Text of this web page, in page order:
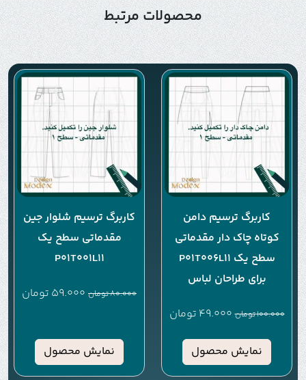
محصولات مرتبط
کاربرگ ترسیم دامن
کوتاه چاک دار مقدماتی
سطح یک P01T006L11
برای طراحان لباس
100.000تومان 49.000 تومان
نمایش محصول
کاربرگ ترسیم شلوار جین
مقدماتی سطح یک
P01T001L11
80.000تومان 59.000 تومان
نمایش محصول